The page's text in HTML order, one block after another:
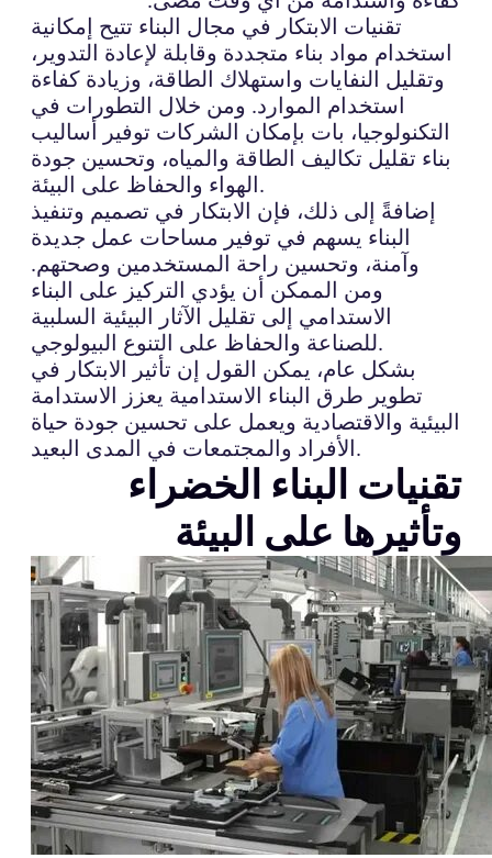
تقنيات الابتكار في مجال البناء تتيح إمكانية
استخدام مواد بناء متجددة وقابلة لإعادة التدوير،
وتقليل النفايات واستهلاك الطاقة، وزيادة كفاءة
استخدام الموارد. ومن خلال التطورات في
التكنولوجيا، بات بإمكان الشركات توفير أساليب
بناء تقليل تكاليف الطاقة والمياه، وتحسين جودة
الهواء والحفاظ على البيئة.
إضافةً إلى ذلك، فإن الابتكار في تصميم وتنفيذ
البناء يسهم في توفير مساحات عمل جديدة
وآمنة، وتحسين راحة المستخدمين وصحتهم.
ومن الممكن أن يؤدي التركيز على البناء
الاستدامي إلى تقليل الآثار البيئية السلبية
للصناعة والحفاظ على التنوع البيولوجي.
بشكل عام، يمكن القول إن تأثير الابتكار في
تطوير طرق البناء الاستدامية يعزز الاستدامة
البيئية والاقتصادية ويعمل على تحسين جودة حياة
الأفراد والمجتمعات في المدى البعيد.
تقنيات البناء الخضراء
وتأثيرها على البيئة